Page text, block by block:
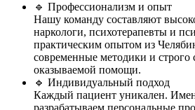
🔹 Профессионализм и опыт
Нашу команду составляют
наркологи, психотерапевты и
практическим опытом из
современные методики и строго
оказываемой помощи.
🔹 Индивидуальный подход
Каждый пациент уникален.
разрабатываем персональные